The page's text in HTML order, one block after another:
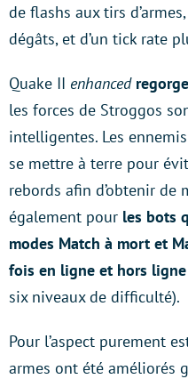
de flashs aux tirs
dégâts, et d’un tick rate
Quake II enhanced
les forces de Stroggos
intelligentes. Les
se mettre à terre pour
rebords afin d’obtenir de
également pour les bots
modes Match à mort et
fois en ligne et hors ligne
six niveaux de difficulté).
Pour l’aspect purement
armes ont été améliorés